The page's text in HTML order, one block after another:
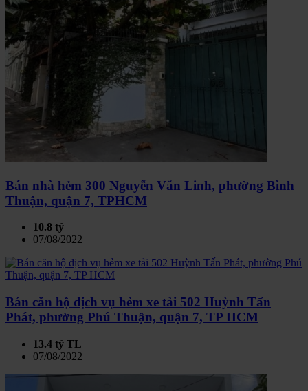
Bán nhà hẻm 300 Nguyễn Văn Linh, phường Bình
Thuận, quận 7, TPHCM
10.8 tỷ
07/08/2022
Bán căn hộ dịch vụ hẻm xe tải 502 Huỳnh Tấn
Phát, phường Phú Thuận, quận 7, TP HCM
13.4 tỷ TL
07/08/2022